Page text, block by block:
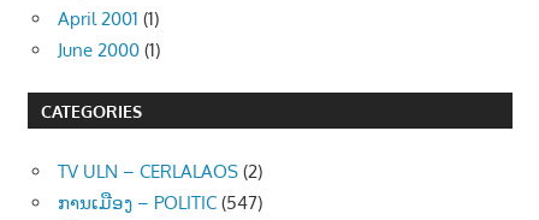
April 2001 (1)
June 2000 (1)
CATEGORIES
TV ULN – CERLALAOS (2)
ການເມືອງ – POLITIC (547)